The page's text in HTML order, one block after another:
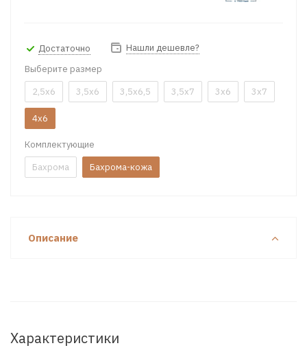
Достаточно
Нашли дешевле?
Выберите размер
2,5x6
3,5x6 3,5x6,5 3,5x7 3x6 3x7
4x6
Комплектующие
Бахрома
Бахрома-кожа
Описание
Характеристики